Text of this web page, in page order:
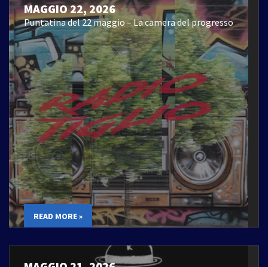
MAGGIO 22, 2026
Puntatina del 22 maggio – La camera del progresso
READ MORE »